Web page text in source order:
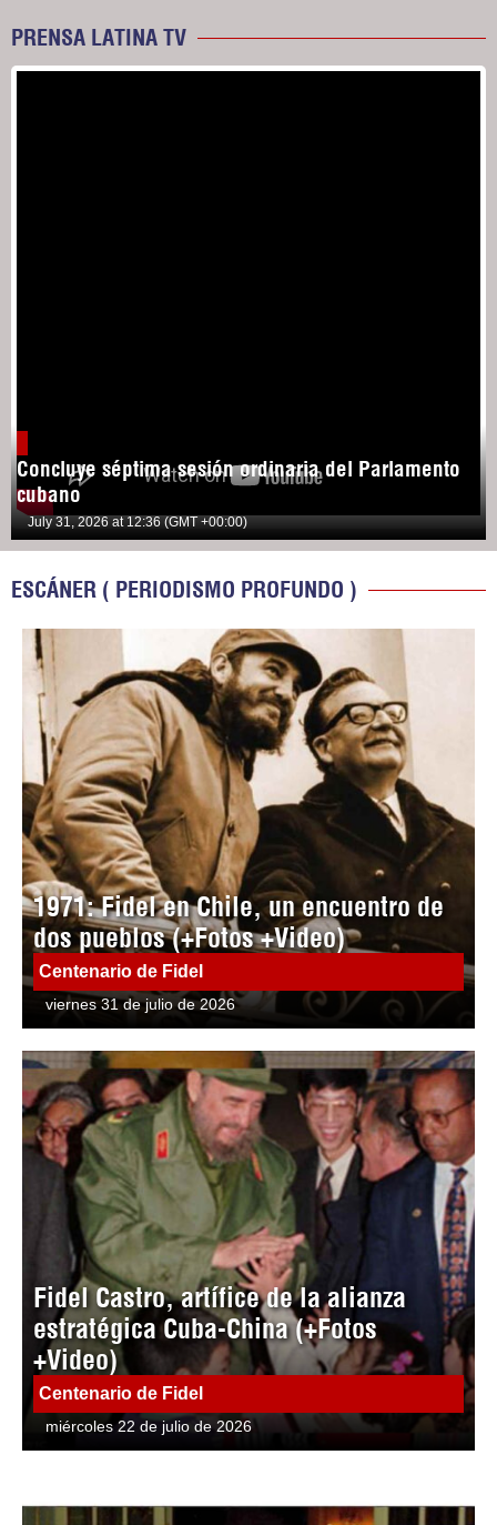
PRENSA LATINA TV
Concluye séptima sesión ordinaria del Parlamento
cubano
July 31, 2026 at 12:36 (GMT +00:00)
ESCÁNER ( PERIODISMO PROFUNDO )
1971: Fidel en Chile, un encuentro de
dos pueblos (+Fotos +Video)
Centenario de Fidel
viernes 31 de julio de 2026
Fidel Castro, artífice de la alianza
estratégica Cuba-China (+Fotos
+Video)
Centenario de Fidel
miércoles 22 de julio de 2026